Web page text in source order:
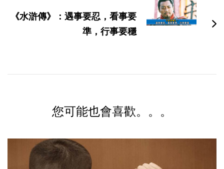
《水滸傳》：遇事要忍，看事要
準，行事要穩
您可能也會喜歡。。。